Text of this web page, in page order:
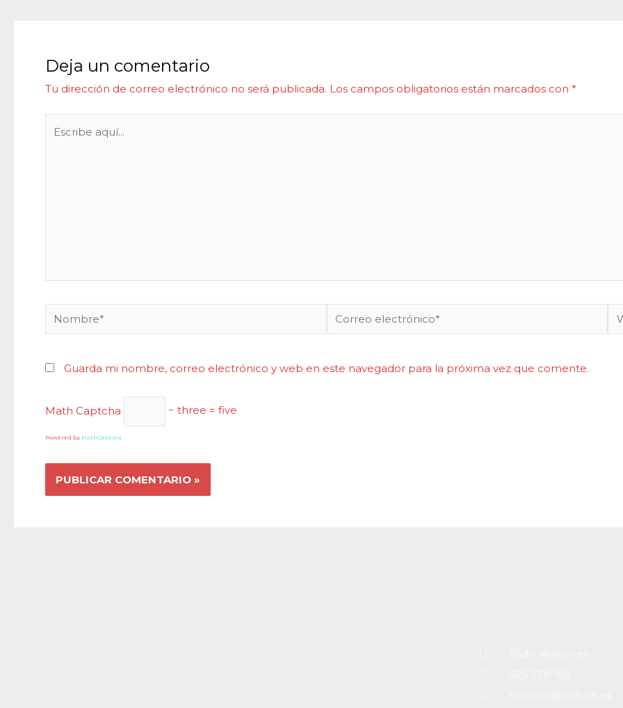
Deja un comentario
Tu dirección de correo electrónico no será publicada. Los campos obligatorios están marcados con *
Nombre*
Correo
electrónico*
Guarda mi nombre, correo electrónico y web en este navegador para la próxima vez que comente.
Math Captcha − three = five
Powered by MathCaptcha